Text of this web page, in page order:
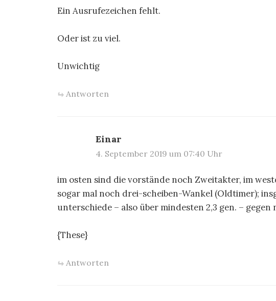
Ein Ausrufezeichen fehlt.
Oder ist zu viel.
Unwichtig
Antworten
Einar
4. September 2019 um 07:40 Uhr
im osten sind die vorstände noch Zweitakter, im
sogar mal noch drei-scheiben-Wankel (Oldtimer);
unterschiede – also über mindesten 2,3 gen. – gegen
{These}
Antworten